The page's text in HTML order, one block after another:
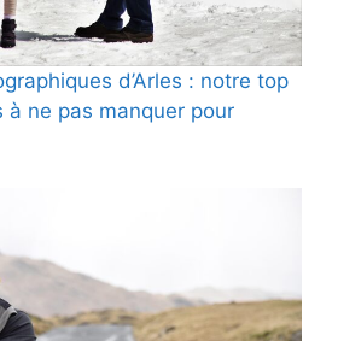
d’Arles : notre top
à ne pas manquer pour